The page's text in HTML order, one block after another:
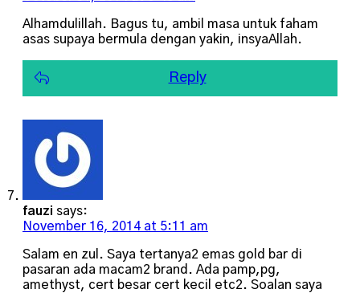
Alhamdulillah. Bagus tu, ambil masa untuk faham
asas supaya bermula dengan yakin, insyaAllah.
Reply
fauzi says:
November 16, 2014 at 5:11 am
Salam en zul. Saya tertanya2 emas gold bar di
pasaran ada macam2 brand. Ada pamp,pg,
amethyst, cert besar cert kecil etc2. Soalan saya